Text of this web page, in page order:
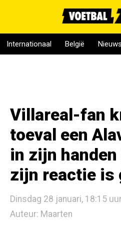
Internationaal België Nieuws
Villareal-fan
toeval een
in zijn
zijn reactie is
Dinsdag 28 januari, 18:15
Auteur: Maarten